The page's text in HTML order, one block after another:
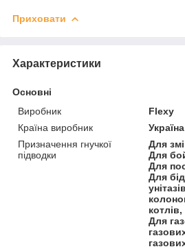
Приховати
Характеристики
Основні
Виробник
Flexy
Країна виробник
Україна
Призначення гнучкої
підводки
Для
Для
Для
Для
Для